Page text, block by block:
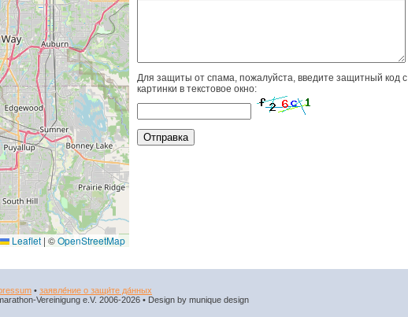
Leaflet | ©OpenStreetMap
Для защиты от спама, пожалуйста, введите защитный код с
картинки в текстовое окно:
• заявле́ние о защи́те да́нных
Vereinigung e.V. 2006-2026 • Design by munique design